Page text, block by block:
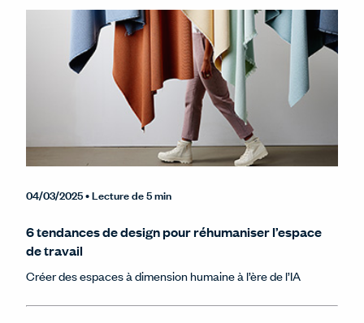
04/03/2025• Lecture de 5 min
6 tendances de design pour réhumaniser l’espace
de travail
Créer des espaces à dimension humaine à l’ère de l’IA